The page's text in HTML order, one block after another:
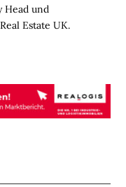
Head und
Estate UK.